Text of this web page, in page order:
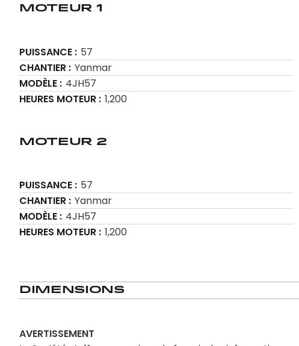
Moteur 1
PUISSANCE
57
CHANTIER
Yanmar
MODÈLE
4JH57
HEURES MOTEUR
1,200
Moteur 2
PUISSANCE
57
CHANTIER
Yanmar
MODÈLE
4JH57
HEURES MOTEUR
1,200
Dimensions
AVERTISSEMENT